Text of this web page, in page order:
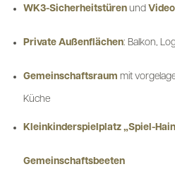
WK3-Sicherheitstüren und
Private Außenflächen: Balkon,
Gemeinschaftsraum mit
Küche
Kleinkinderspielplatz „Spiel-
Gemeinschaftsbeeten